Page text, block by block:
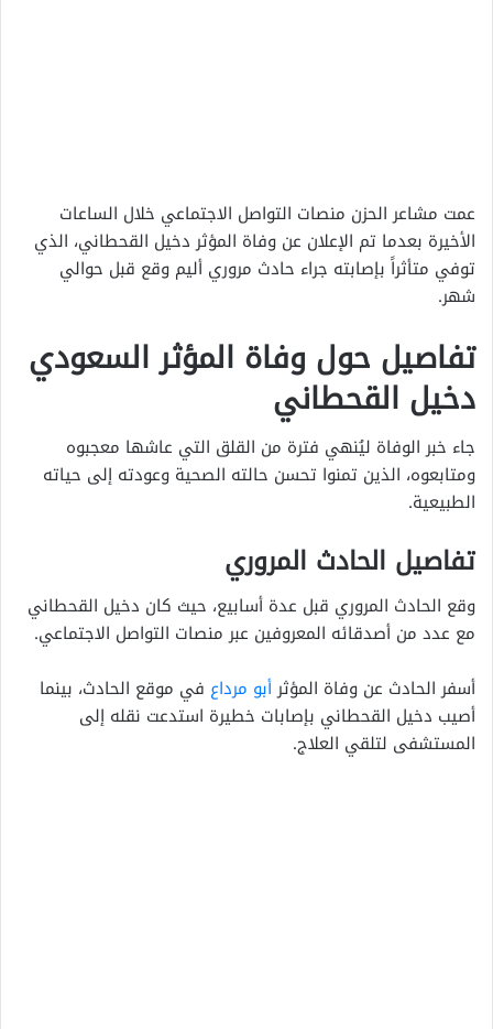
عمت مشاعر الحزن منصات التواصل الاجتماعي خلال الساعات
الأخيرة بعدما تم الإعلان عن وفاة المؤثر دخيل القحطاني، الذي
توفي متأثراً بإصابته جراء حادث مروري أليم وقع قبل حوالي
شهر.
تفاصيل حول وفاة المؤثر السعودي
دخيل القحطاني
جاء خبر الوفاة ليُنهي فترة من القلق التي عاشها معجبوه
ومتابعوه، الذين تمنوا تحسن حالته الصحية وعودته إلى حياته
الطبيعية.
تفاصيل الحادث المروري
وقع الحادث المروري قبل عدة أسابيع، حيث كان دخيل القحطاني
مع عدد من أصدقائه المعروفين عبر منصات التواصل الاجتماعي.
أسفر الحادث عن وفاة المؤثرأبو مرداع في موقع الحادث، بينما
أصيب دخيل القحطاني بإصابات خطيرة استدعت نقله إلى
المستشفى لتلقي العلاج.